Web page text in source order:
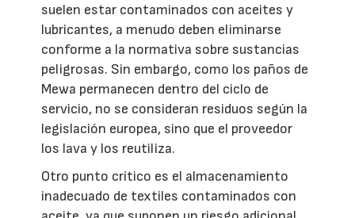
suelen estar contaminados con aceites y
lubricantes, a menudo deben eliminarse
conforme a la normativa sobre sustancias
peligrosas. Sin embargo, como los paños de
Mewa permanecen dentro del ciclo de
servicio, no se consideran residuos según la
legislación europea, sino que el proveedor
los lava y los reutiliza.
Otro punto crítico es el almacenamiento
inadecuado de textiles contaminados con